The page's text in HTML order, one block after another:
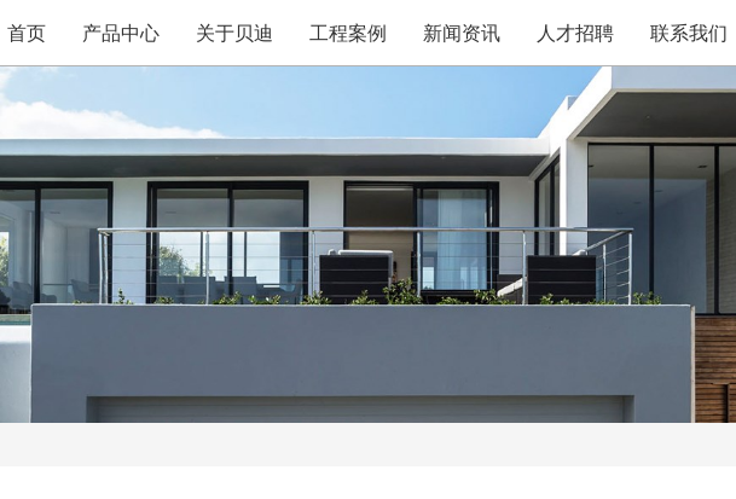
首页 产品中心 关于贝迪 工程案例 新闻资讯 人才招聘 联系我们